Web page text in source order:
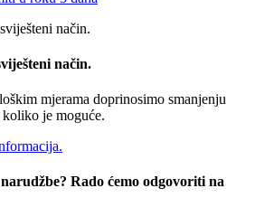
način.
mjerama doprinosimo smanjenju
je moguće.
Rado ćemo odgovoriti na